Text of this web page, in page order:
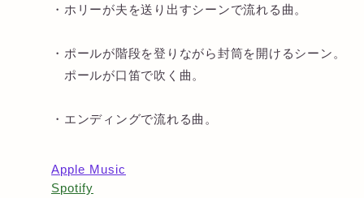
・ホリーが夫を送り出すシーンで流れる曲。
・ポールが階段を登りながら封筒を開けるシーン。
ポールが口笛で吹く曲。
・エンディングで流れる曲。
Apple Music
Spotify